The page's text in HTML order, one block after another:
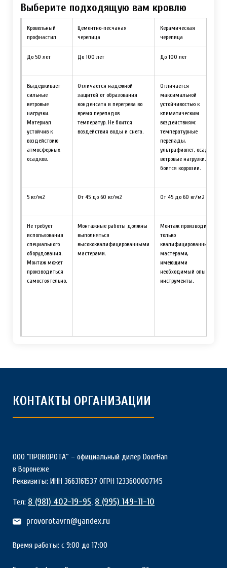
Выберите подходящую вам кровлю
Кровельный
профнастил
Цементно-песчаная
черепица
Керамическая
черепица
До 50 лет До 100 лет До 100 лет
Выдерживает
сильные
ветровые
нагрузки.
Материал
устойчив к
воздействию
атмосферных
осадков.
Отличается надежной
защитой от образования
конденсата и перегрева во
время перепадов
температур. Не боится
воздействия воды и снега.
Отличается
максимальной
устойчивостью к
климатическим
воздействиям:
температурные
перепады,
ультрафиолет, осадки,
ветровые нагрузки. Не
боится коррозии.
5 кг/м2 От 45 до 60 кг/м2 От 45 до 60 кг/м2
Не требует
использования
специального
оборудования.
Монтаж может
производиться
самостоятельно.
Монтажные работы должны
выполняться
высококвалифицированными
мастерами.
Монтаж производится
только
квалифицированными
мастерами,
имеющими
необходимый опыт и
инструменты.
КОНТАКТЫ ОРГАНИЗАЦИИ
ООО “ПРОВОРОТА” – официальный дилер DoorHan
в Воронеже
Реквизиты: ИНН 3663161537 ОГРН 1233600007145
Тел: 8 (981) 402-19-95, 8 (995) 149-11-10
provorotavrn@yandex.ru
Время работы: с 9:00 до 17:00